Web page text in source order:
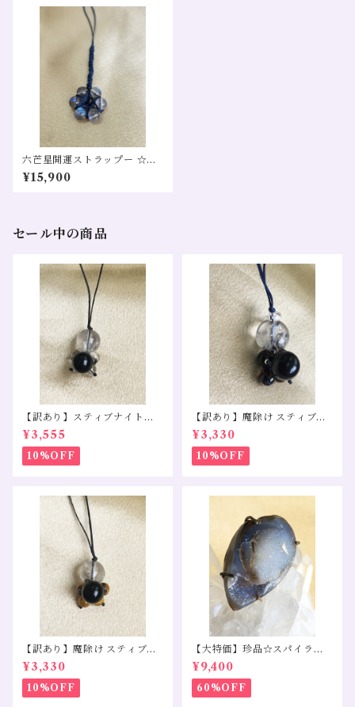
六芒星開運ストラップー ☆レ
インボーラブラドライトー
才能開花 対人関係
¥15,900
セール中の商品
【訳あり】スティブナイトイ
ンクォーツ モリオン 水晶
¥3,555
10%OFF
【訳あり】魔除け スティブナ
イトインクォーツ スモーキー
クォーツ モリオン
¥3,330
10%OFF
【訳あり】魔除け スティブナ
イトインクォーツ モリオン タ
イガーアイ
¥3,330
10%OFF
【大特価】珍品☆スパイララ
イトペンダントトップS925
¥9,400
60%OFF